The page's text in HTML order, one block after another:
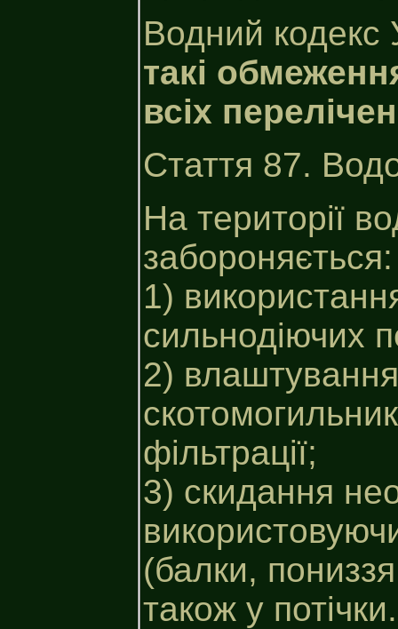
Водний кодекс
такі
всіх
Стаття 87.
На території
забороняється:
1)
сильнодіючих
2)
фільтрації;
3) скидання
(балки,
також у потічки.